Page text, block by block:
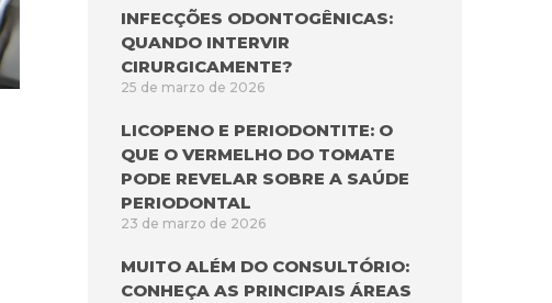
INFECÇÕES ODONTOGÊNICAS:
QUANDO INTERVIR
CIRURGICAMENTE?
25 de marzo de 2026
LICOPENO E PERIODONTITE: O
QUE O VERMELHO DO TOMATE
PODE REVELAR SOBRE A SAÚDE
PERIODONTAL
23 de marzo de 2026
MUITO ALÉM DO CONSULTÓRIO:
CONHEÇA AS PRINCIPAIS ÁREAS